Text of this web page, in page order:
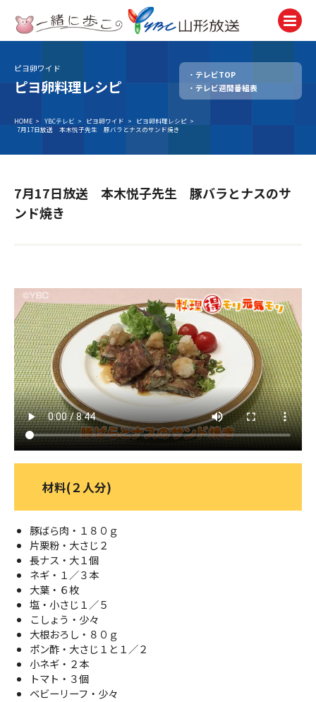
テレビ
TV
ラジオ
Radio
試写会・プレゼント
Present
ＹＢＣオンデマンド
やまがた情熱市場
ピヨ卵ワイド
ピヨ卵料理レシピ
テレビTOP
テレビ週間番組表
HOME > YBCテレビ > ピヨ卵ワイド > ピヨ卵料理レシピ >
7月17日放送 本木悦子先生 豚バラとナスのサンド焼き
7月17日放送 本木悦子先生 豚バラとナスのサ
ンド焼き
材料(２人分)
豚ばら肉・１８０ｇ
片栗粉・大さじ２
長ナス・大１個
ネギ・１／３本
大葉・６枚
塩・小さじ１／５
こしょう・少々
大根おろし・８０ｇ
ポン酢・大さじ１と１／２
小ネギ・２本
トマト・３個
ベビーリーフ・少々